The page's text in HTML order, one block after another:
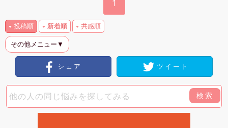
1
投稿順 新着順 共感順
その他メニュー▼
シェア ツイート
検索